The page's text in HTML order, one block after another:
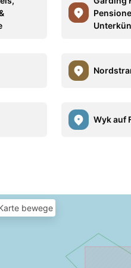
Wyk auf
bewege